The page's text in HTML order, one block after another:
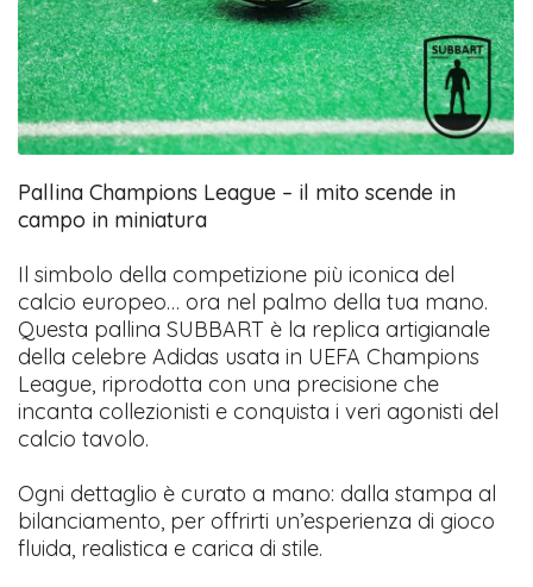
Pallina Champions League – il mito scende in
campo in miniatura
Il simbolo della competizione più iconica del
calcio europeo… ora nel palmo della tua mano.
Questa pallina SUBBART è la replica artigianale
della celebre Adidas usata in UEFA Champions
League, riprodotta con una precisione che
incanta collezionisti e conquista i veri agonisti del
calcio tavolo.
Ogni dettaglio è curato a mano: dalla stampa al
bilanciamento, per offrirti un’esperienza di gioco
fluida, realistica e carica di stile.